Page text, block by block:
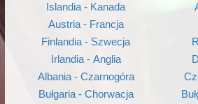
Islandia - Kanada
Austria - Francja
Finlandia - Szwecja
Irlandia - Anglia
Albania - Czarnogóra
Bułgaria - Chorwacja